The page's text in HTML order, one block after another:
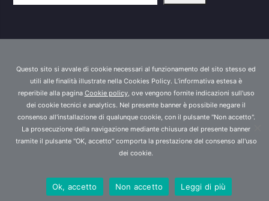
Copyright 2026 - Studio legale Morbidelli Bruni Righi
Traina e Associati
Questo sito si avvale di cookie necessari al funzionamento del sito stesso ed
utili alle finalità illustrate nella Cookies Policy. L’informativa estesa è
reperibile alla pagina Cookie policy, ove vengono fornite indicazioni sull'uso
dei cookie tecnici e analytics. Nel presente banner è possibile negare il
consenso all'installazione di qualunque cookie, con il pulsante "Non accetto".
La prosecuzione della navigazione mediante chiusura del presente banner
tramite il pulsante "OK, accetto" comporta la prestazione del consenso all'uso
dei cookie.
Ok, accetto Non accetto Leggi di più